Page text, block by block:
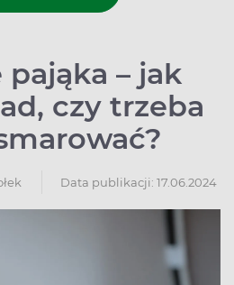
– jak
czy trzeba
Data publikacji: 17.06.2024